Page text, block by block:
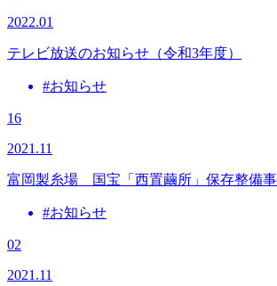
2022.01
テレビ放送のお知らせ（令和3年度）
#お知らせ
16
2021.11
富岡製糸場 国宝「西置繭所」保存整備
#お知らせ
02
2021.11